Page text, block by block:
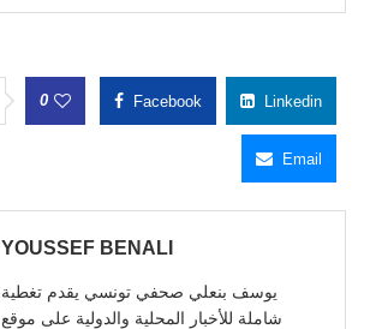
0 Facebook Linkedin
Email
YOUSSEF BENALI
يوسف بنعلي صحفي تونسي يقدم تغطية
شاملة للأخبار المحلية والدولية على موقع